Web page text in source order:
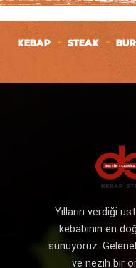
KEBAP + STEAK +
Yılların verdiği
kebabının en
sunuyoruz.
ve nezih bir